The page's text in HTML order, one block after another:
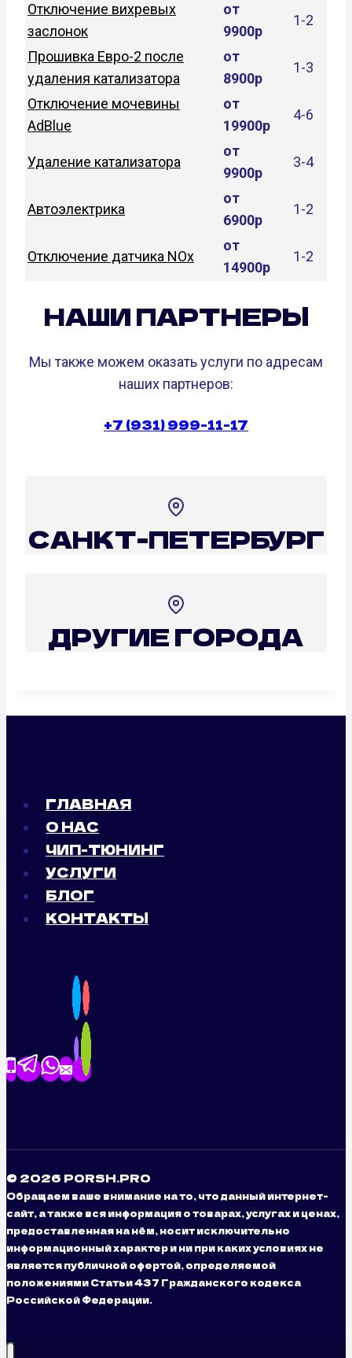
Отключение вихревых
заслонок
от
9900р
1-2
Прошивка Евро-2 после
удаления катализатора
от
8900р
1-3
Отключение мочевины
AdBlue
от
19900р
4-6
Удаление катализатора
от
9900р
3-4
Автоэлектрика
от
6900р
1-2
Отключение датчика NOx
от
14900р
1-2
НАШИ ПАРТНЕРЫ
Мы также можем оказать услуги по адресам
наших партнеров:
+7 (931) 999-11-17
САНКТ-ПЕТЕРБУРГ
ДРУГИЕ ГОРОДА
ГЛАВНАЯ
О НАС
ЧИП-ТЮНИНГ
УСЛУГИ
БЛОГ
КОНТАКТЫ
© 2026 PORSH.PRO
Обращаем ваше внимание на то, что данный интернет-
сайт, а также вся информация о товарах, услугах и ценах,
предоставленная на нём, носит исключительно
информационный характер и ни при каких условиях не
является публичной офертой, определяемой
положениями Статьи 437 Гражданского кодекса
Российской Федерации.